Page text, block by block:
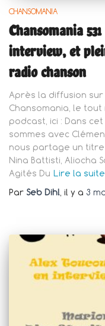
CHANSOMANIA
Chansomania
interview, et
radio chanson
Après la diffusion
Chansomania, le
podcast, ici : Dans
sommes avec
nous partage un
Nina Battisti, Aliocha
Agités Du Lire la
Par Seb Dihl, il y a 3